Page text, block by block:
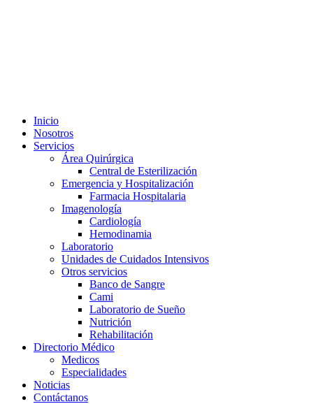
Inicio
Nosotros
Servicios
Área Quirúrgica
Central de Esterilización
Emergencia y Hospitalización
Farmacia Hospitalaria
Imagenología
Cardiología
Hemodinamia
Laboratorio
Unidades de Cuidados Intensivos
Otros servicios
Banco de Sangre
Cami
Laboratorio de Sueño
Nutrición
Rehabilitación
Directorio Médico
Medicos
Especialidades
Noticias
Contáctanos